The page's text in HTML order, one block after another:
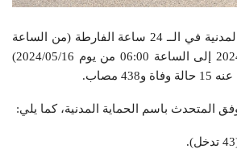
قامت وحدات الحماية المدنية في الــ 24 ساعة الفارطة (من الساعة
06:00 من يوم 2024/05/15 إلى الساعة 06:00 من يوم 2024/05/16)
المتحدث باسم الحماية المدنية، كما يلي: